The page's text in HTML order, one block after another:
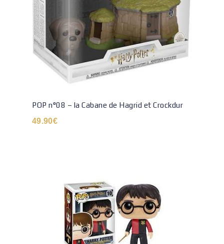
POP n°08 – la Cabane de Hagrid et Crockdur
49.90€